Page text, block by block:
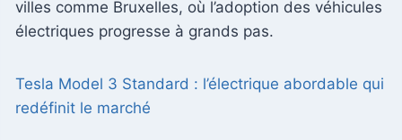
villes comme Bruxelles, où l’adoption des véhicules
électriques progresse à grands pas.
Tesla Model 3 Standard : l’électrique abordable qui
redéfinit le marché